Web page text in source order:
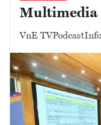
Multimedia
VnE TVPodcast